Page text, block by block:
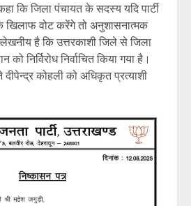
कि जिला पंचायत के सदस्य यदि पार्टी
के खिलाफ वोट करेंगे तो अनुशासनात्मक
है कि उत्तरकाशी जिले से जिला
निर्विरोध निर्वाचित किया गया है।
दीपेन्द्र कोहली को अधिकृत प्रत्याशी